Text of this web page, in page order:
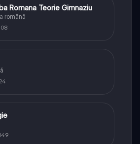
română
Romana Teorie Gimnaziu
română